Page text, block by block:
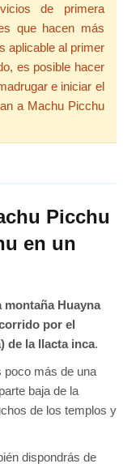
de primera
que hacen más
aplicable al primer
es posible hacer
e iniciar el
a Machu Picchu
Picchu
en un
montaña Huayna
por el
de la llacta inca.
poco más de una
baja de la
de los templos y
dispondrás de